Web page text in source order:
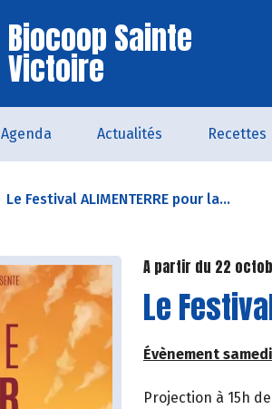
Biocoop Sainte
Victoire
Agenda Actualités Recettes
Le Festival ALIMENTERRE pour la...
A partir du 22
Le
Évènement
Projection à 15h